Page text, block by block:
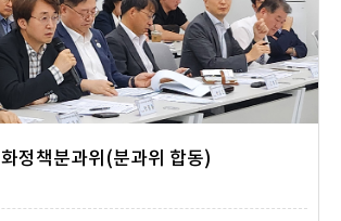
정책분과위(분과위 합동)